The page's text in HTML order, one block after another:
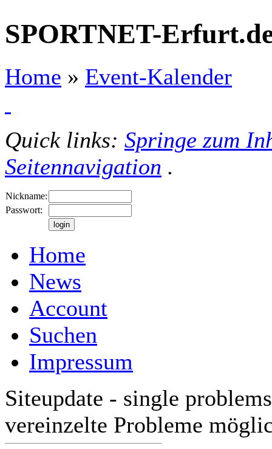
SPORTNET-
Home » Event-Kalender
Quick links: Springe zum
Seitennavigation .
Nickname:
Passwort:
Home
News
Account
Suchen
Impressum
Siteupdate - single
vereinzelte Probleme